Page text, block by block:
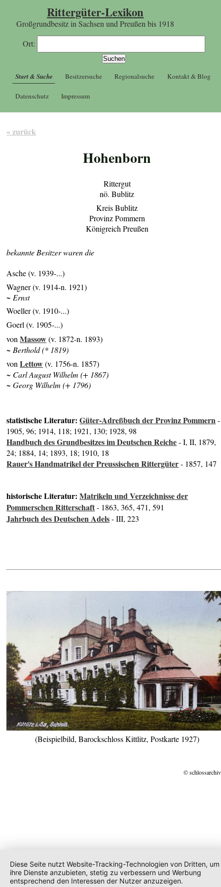
Rittergüter-Lexikon
Großgrundbesitz in Sachsen und Preußen bis 1918
Ort:
Start & Suche Besitzersuche Regionalsuche Kontakt & Blog
Datenschutz Impressum
« zurück
Hohenborn
Rittergut
nö. Bublitz
Kreis Bublitz
Provinz Pommern
Königreich Preußen
bekannte Besitzer waren die
Asche (v. 1939-...)
Wagner (v. 1914-n. 1921)
~ Ernst
Woeller (v. 1910-...)
Goerl (v. 1905-...)
vonMassow(v. 1872-n. 1893)
~ Berthold (* 1819)
vonLettow(v. 1756-n. 1857)
~ Carl August Wilhelm (+ 1867)
~ Georg Wilhelm (+ 1796)
statistische Literatur:Güter-Adreßbuch der Provinz Pommern-
1905, 96; 1914, 118; 1921, 130; 1928, 98
Handbuch des Grundbesitzes im Deutschen Reiche- I, II, 1879,
24; 1884, 14; 1893, 18; 1910, 18
Rauer's Handmatrikel der Preussischen Rittergüter- 1857, 147
historische Literatur:Matrikeln und Verzeichnisse der
Pommerschen Ritterschaft- 1863, 365, 471, 591
Jahrbuch des Deutschen Adels- III, 223
(Beispielbild, Barockschloss Kittlitz, Postkarte 1927)
©
Diese Seite nutzt Website-Tracking-Technologien von Dritten, um
ihre Dienste anzubieten, stetig zu verbessern und Werbung
entsprechend den Interessen der Nutzer anzuzeigen.